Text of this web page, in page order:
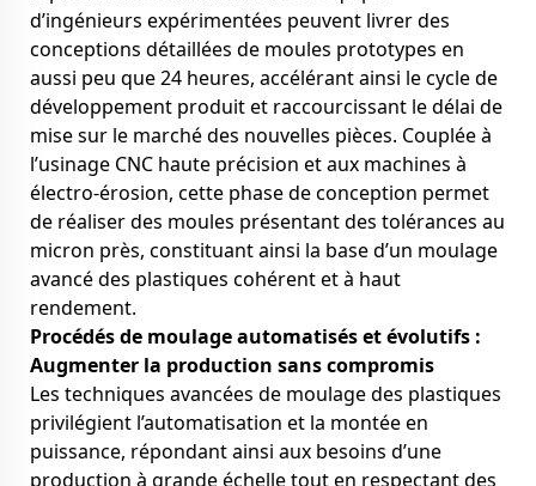
d’ingénieurs expérimentées peuvent livrer des
conceptions détaillées de moules prototypes en
aussi peu que 24 heures, accélérant ainsi le cycle de
développement produit et raccourcissant le délai de
mise sur le marché des nouvelles pièces. Couplée à
l’usinage CNC haute précision et aux machines à
électro-érosion, cette phase de conception permet
de réaliser des moules présentant des tolérances au
micron près, constituant ainsi la base d’un moulage
avancé des plastiques cohérent et à haut
rendement.
Procédés de moulage automatisés et évolutifs :
Augmenter la production sans compromis
Les techniques avancées de moulage des plastiques
privilégient l’automatisation et la montée en
puissance, répondant ainsi aux besoins d’une
production à grande échelle tout en respectant des